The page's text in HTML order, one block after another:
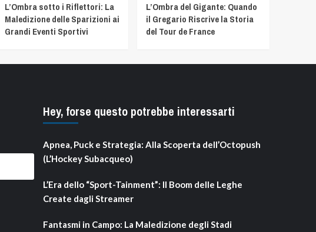
L’Ombra sotto i Riflettori: La
Maledizione delle Sparizioni ai
Grandi Eventi Sportivi
L’Ombra del Gigante: Quando
il Gregario Riscrive la Storia
del Tour de France
Hey, forse questo potrebbe interessarti
Apnea, Puck e Strategia: Alla Scoperta dell’Octopush
(L’Hockey Subacqueo)
L’Era dello “Sport-Tainment”: Il Boom delle Leghe
Create dagli Streamer
Fantasmi in Campo: La Maledizione degli Stadi